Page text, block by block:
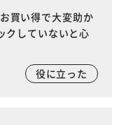
買い得で大変助か
クしていないと心
役に立った